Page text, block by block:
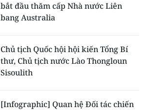
bắt đầu thăm cấp Nhà nước Liên
bang Australia
Chủ tịch Quốc hội hội kiến Tổng Bí
thư, Chủ tịch nước Lào Thongloun
Sisoulith
[Infographic] Quan hệ Đối tác chiến